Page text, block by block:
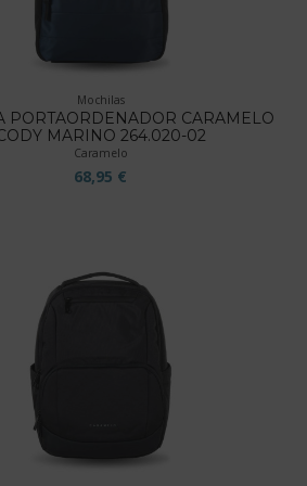
Mochilas
PORTAORDENADOR CARAMELO
MARINO 264.020-02
Caramelo
68,95 €